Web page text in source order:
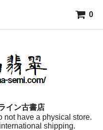
0
イン古書店
not have a physical store.
shipping.